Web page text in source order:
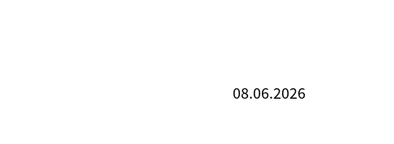
08.06.2026